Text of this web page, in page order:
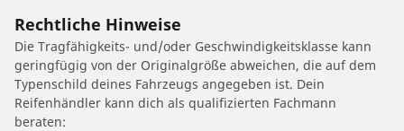
Rechtliche Hinweise
Die Tragfähigkeits- und/oder Geschwindigkeitsklasse kann
geringfügig von der Originalgröße abweichen, die auf dem
Typenschild deines Fahrzeugs angegeben ist. Dein
Reifenhändler kann dich als qualifizierten Fachmann
beraten: